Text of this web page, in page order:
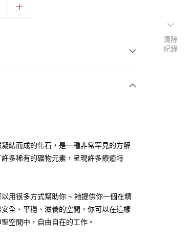
結而成的化石，是一種非常罕見的方解
多稀有的礦物元素，呈現許多療癒特
用很多方式幫助你 ~ 衪提供你一個在精
全、平穩、滋養的空間，你可以在這樣
空間中，自由自在的工作。
清除
紀錄